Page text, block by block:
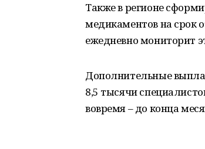
Также в регионе
медикаментов на срок
ежедневно мониторит
Дополнительные
8,5 тысячи
вовремя – до конца